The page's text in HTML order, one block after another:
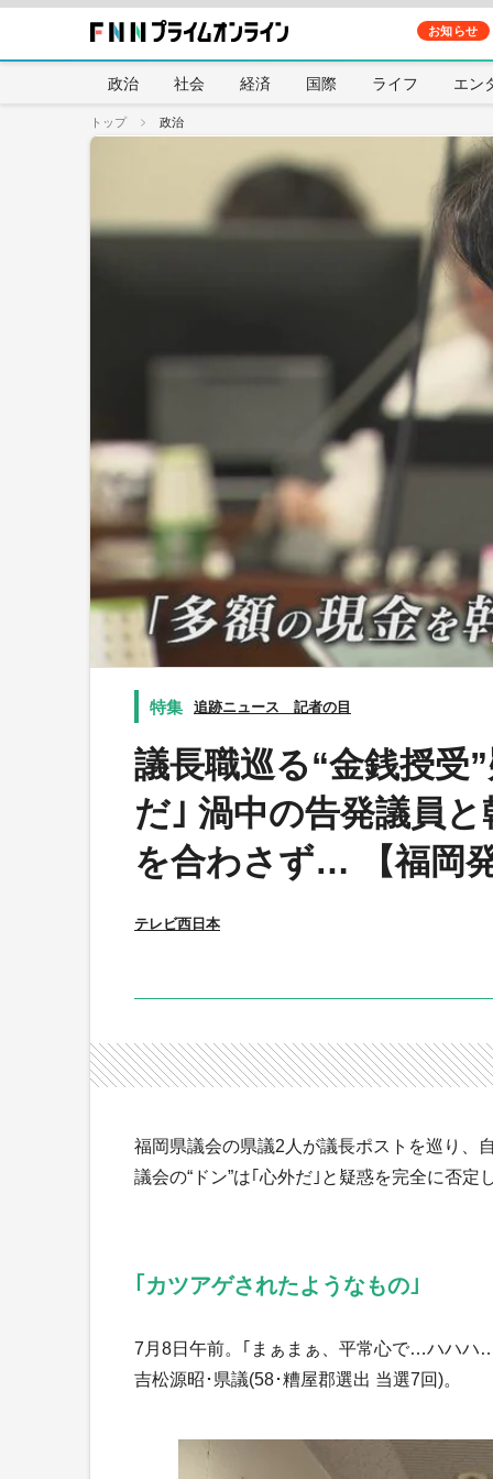
お知らせ
政治 社会 経済 国際 ライフ エン
トップ 政治
追跡ニュース 記者の目
議長職巡る“金銭授受
だ｣ 渦中の告発議員
を合わさず… 【福岡
テレビ西日本
福岡県議会の県議2人が議長ポストを巡り、
議会の“ドン”は｢心外だ｣と疑惑を完全に否定
｢カツアゲされたようなもの｣
7月8日午前。｢まぁまぁ、平常心で…ハハハ
吉松源昭･県議(58･糟屋郡選出 当選7回)。